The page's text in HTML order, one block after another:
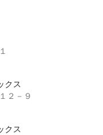
クス
２－９
クス